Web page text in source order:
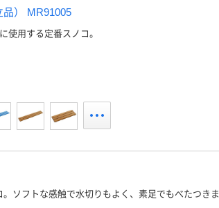
） MR91005
使用する定番スノコ。
ソフトな感触で水切りもよく、素足でもべたつきま